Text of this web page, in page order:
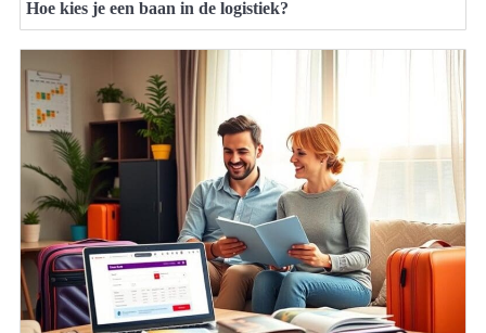
Hoe kies je een baan in de logistiek?